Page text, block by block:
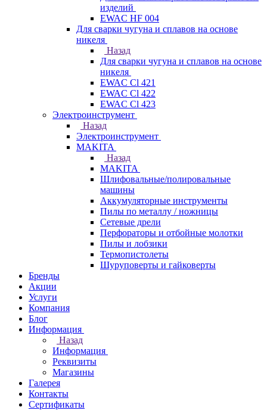
изделий
EWAC HF 004
Для сварки чугуна и сплавов на основе
никеля
Назад
Для сварки чугуна и сплавов на основе
никеля
EWAC Cl 421
EWAC Cl 422
EWAC Cl 423
Электроинструмент
Назад
Электроинструмент
МAKITA
Назад
МAKITA
Шлифовальные/полировальные
машины
Аккумуляторные инструменты
Пилы по металлу / ножницы
Сетевые дрели
Перфораторы и отбойные молотки
Пилы и лобзики
Термопистолеты
Шуруповерты и гайковерты
Бренды
Акции
Услуги
Компания
Блог
Информация
Назад
Информация
Реквизиты
Магазины
Галерея
Контакты
Сертификаты